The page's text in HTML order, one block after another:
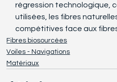
régression technologique,
utilisées, les fibres
compétitives face aux
Fibres biosourcées
Voiles - Navigations
Matériaux